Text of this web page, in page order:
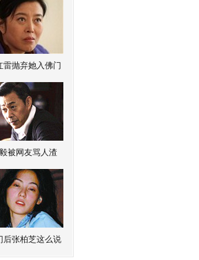
雷抛弃她入佛门
被网友骂人渣
后张柏芝这么说